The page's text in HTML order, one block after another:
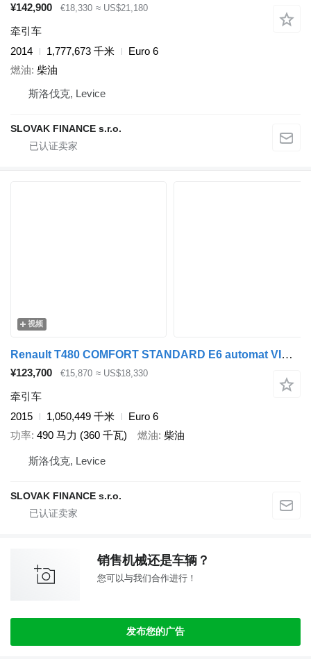
¥142,900
€18,330 ≈ US$21,180
牵引车
2014
1,777,673 千米
Euro 6
燃油 柴油
斯洛伐克, Levice
SLOVAK FINANCE s.r.o.
视频
Renault T480 COMFORT STANDARD E6 automat VIN 830
¥123,700 €15,870 ≈ US$18,330
牵引车
2015
1,050,449 千米
Euro 6
功率 490 马力 (360 千瓦) 燃油 柴油
斯洛伐克, Levice
SLOVAK FINANCE s.r.o.
销售机械还是车辆？
您可以与我们合作进行！
发布您的广告